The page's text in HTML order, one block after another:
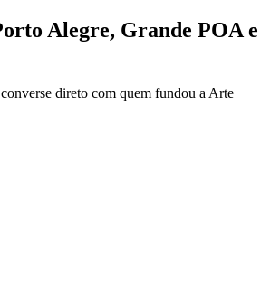
Alegre, Grande POA e
direto com quem fundou a Arte